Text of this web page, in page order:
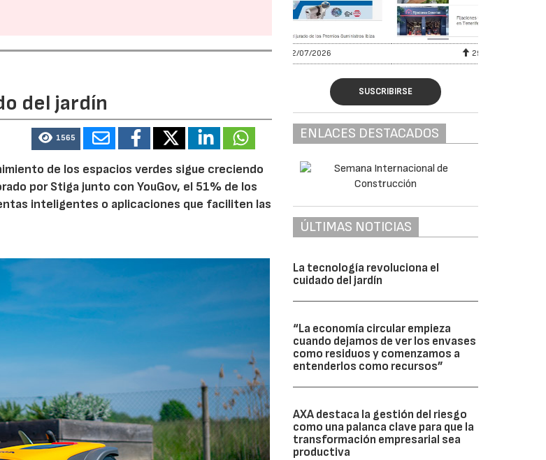
del jardín
1565
de los espacios verdes sigue creciendo
por Stiga junto con YouGov, el 51% de los
inteligentes o aplicaciones que faciliten las
22/07/2026
SUSCRIBIRSE
ENLACES DESTACADOS
ÚLTIMAS NOTICIAS
La tecnología revoluciona el
cuidado del jardín
“La economía circular empieza
cuando dejamos de ver los envases
como residuos y comenzamos a
entenderlos como recursos”
AXA destaca la gestión del riesgo
como una palanca clave para que la
transformación empresarial sea
productiva